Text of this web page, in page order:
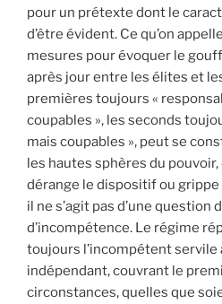
pour un prétexte dont le
d’être évident. Ce qu’on
mesures pour évoquer le
après jour entre les élites et
premières toujours «
coupables », les seconds
mais coupables », peut se
les hautes sphères du pouvoir,
dérange le dispositif ou
il ne s’agit pas d’une question
d’incompétence. Le régime
toujours l’incompétent
indépendant, couvrant le
circonstances, quelles que